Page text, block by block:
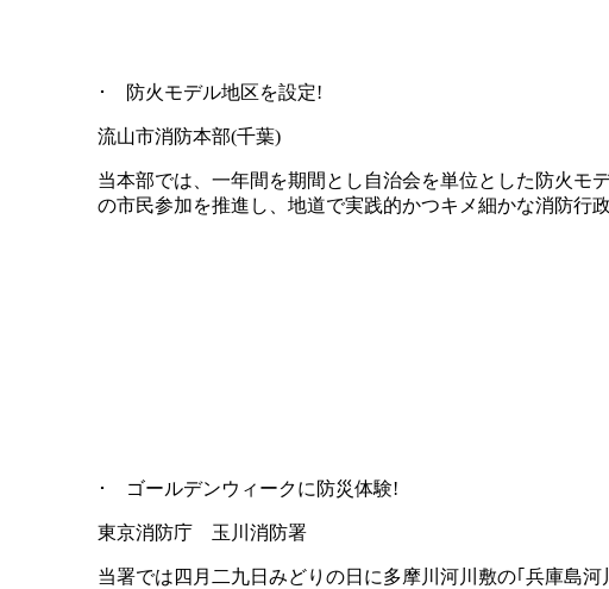
･ 防火モデル地区を設定!
流山市消防本部(千葉)
当本部では、一年間を期間とし自治会を単位とした防火モ
の市民参加を推進し、地道で実践的かつキメ細かな消防行
･ ゴールデンウィークに防災体験!
東京消防庁 玉川消防署
当署では四月二九日みどりの日に多摩川河川敷の｢兵庫島